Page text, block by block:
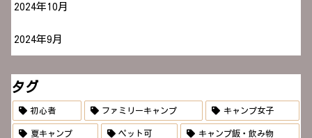
2024年10月
2024年9月
タグ
初心者 ファミリーキャンプ キャンプ女子
夏キャンプ ペット可 キャンプ飯・飲み物